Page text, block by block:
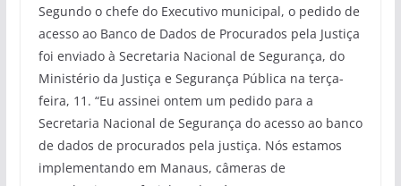
Segundo o chefe do Executivo municipal, o pedido de
acesso ao Banco de Dados de Procurados pela Justiça
foi enviado à Secretaria Nacional de Segurança, do
Ministério da Justiça e Segurança Pública na terça-
feira, 11. “Eu assinei ontem um pedido para a
Secretaria Nacional de Segurança do acesso ao banco
de dados de procurados pela justiça. Nós estamos
implementando em Manaus, câmeras de